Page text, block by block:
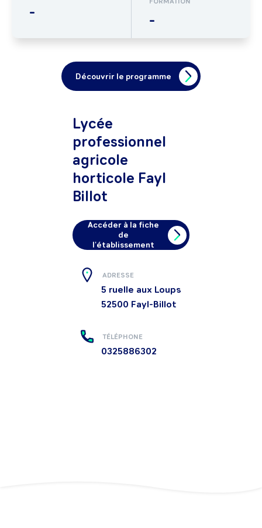
- -
Découvrir le programme
Lycée
professionnel
agricole
horticole Fayl
Billot
Accéder à la fiche
de
l'établissement
ADRESSE
5 ruelle aux Loups
52500 Fayl-Billot
TÉLÉPHONE
0325886302